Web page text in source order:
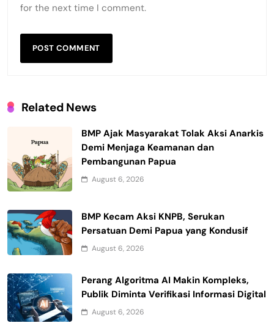
for the next time I comment.
Related News
BMP Ajak Masyarakat Tolak Aksi Anarkis
Demi Menjaga Keamanan dan
Pembangunan Papua
August 6, 2026
BMP Kecam Aksi KNPB, Serukan
Persatuan Demi Papua yang Kondusif
August 6, 2026
Perang Algoritma AI Makin Kompleks,
Publik Diminta Verifikasi Informasi Digital
August 6, 2026